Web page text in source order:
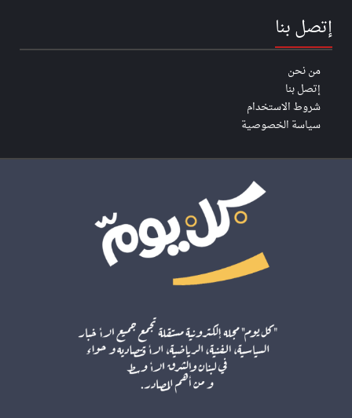
إتصل بنا
من نحن
إتصل بنا
شروط الاستخدام
سياسة الخصوصية